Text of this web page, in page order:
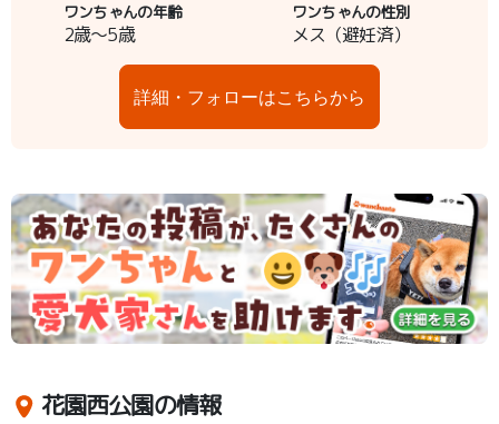
ワンちゃんの年齢
2歳～5歳
ワンちゃんの性別
メス（避妊済）
詳細・フォローはこちらから
花園西公園の情報